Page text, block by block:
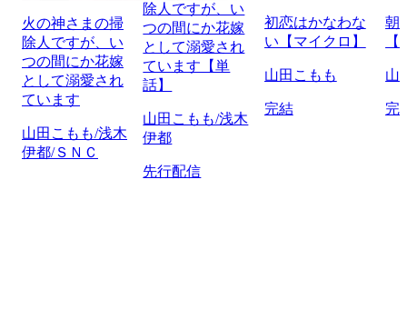
火の神さまの掃
除人ですが、い
つの間にか花嫁
として溺愛され
ています
山田こもも/浅木
伊都/ＳＮＣ
除人ですが、い
つの間にか花嫁
として溺愛され
ています【単
話】
山田こもも/浅木
伊都
先行配信
初恋はかなわな
い【マイクロ】
山田こもも
完結
朝
山
完